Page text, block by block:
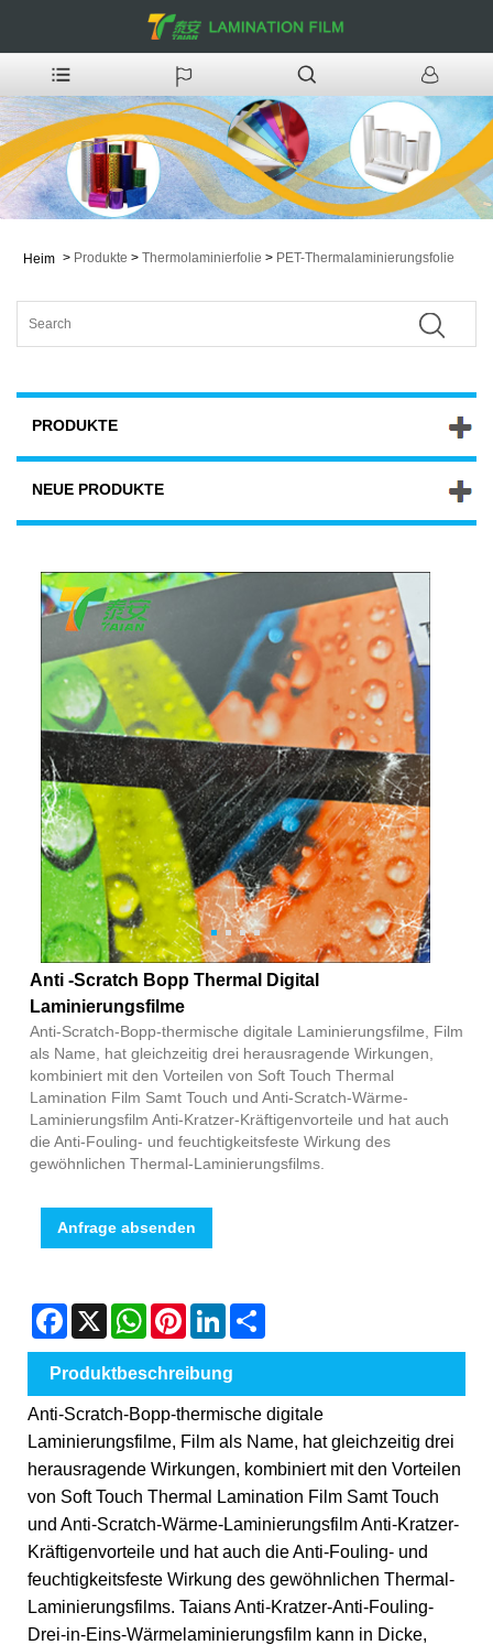
Heim > Produkte > Thermolaminierfolie > PET-Thermalaminierungsfolie
PRODUKTE
NEUE PRODUKTE
Anti -Scratch Bopp Thermal Digital
Laminierungsfilme
Anti-Scratch-Bopp-thermische digitale Laminierungsfilme, Film
als Name, hat gleichzeitig drei herausragende Wirkungen,
kombiniert mit den Vorteilen von Soft Touch Thermal
Lamination Film Samt Touch und Anti-Scratch-Wärme-
Laminierungsfilm Anti-Kratzer-Kräftigenvorteile und hat auch
die Anti-Fouling- und feuchtigkeitsfeste Wirkung des
gewöhnlichen Thermal-Laminierungsfilms.
Anfrage absenden
Facebook
X WhatsAppPinterestLinkedIn
Produktbeschreibung
Anti-Scratch-Bopp-thermische digitale
Laminierungsfilme, Film als Name, hat gleichzeitig drei
herausragende Wirkungen, kombiniert mit den Vorteilen
von Soft Touch Thermal Lamination Film Samt Touch
und Anti-Scratch-Wärme-Laminierungsfilm Anti-Kratzer-
Kräftigenvorteile und hat auch die Anti-Fouling- und
feuchtigkeitsfeste Wirkung des gewöhnlichen Thermal-
Laminierungsfilms. Taians Anti-Kratzer-Anti-Fouling-
Drei-in-Eins-Wärmelaminierungsfilm kann in Dicke,